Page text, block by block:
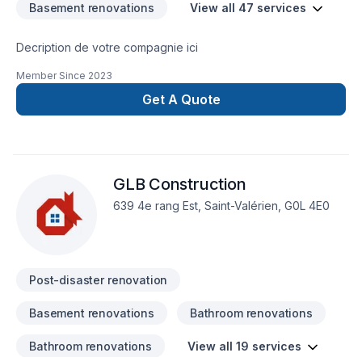
Basement renovations View all 47 services
Decription de votre compagnie ici
Member Since 2023
Get A Quote
GLB Construction
639 4e rang Est, Saint-Valérien, G0L 4E0
Post-disaster renovation
Basement renovations Bathroom renovations
Bathroom renovations View all 19 services